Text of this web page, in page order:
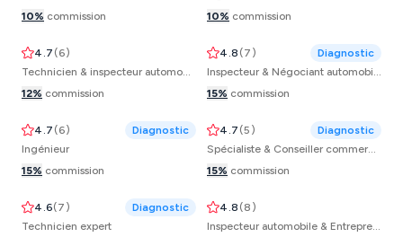
10% commission
10% commission
Aurélien
4.7 ( 6)
Technicien & inspecteur automobile
12% commission
Gregory
4.8 ( 7 )
Diagnostic
Inspecteur & Négociant automobile
15% commission
Amine
4.7 ( 6)
Diagnostic
Ingénieur
15% commission
Nadhir
4.7 (5 )
Diagnostic
Spécialiste & Conseiller commercial automobile
15% commission
Franck
4.6( 7 )
Diagnostic
Technicien expert
Jean-Charles
4.8 ( 8 )
Inspecteur automobile & Entrepreneur